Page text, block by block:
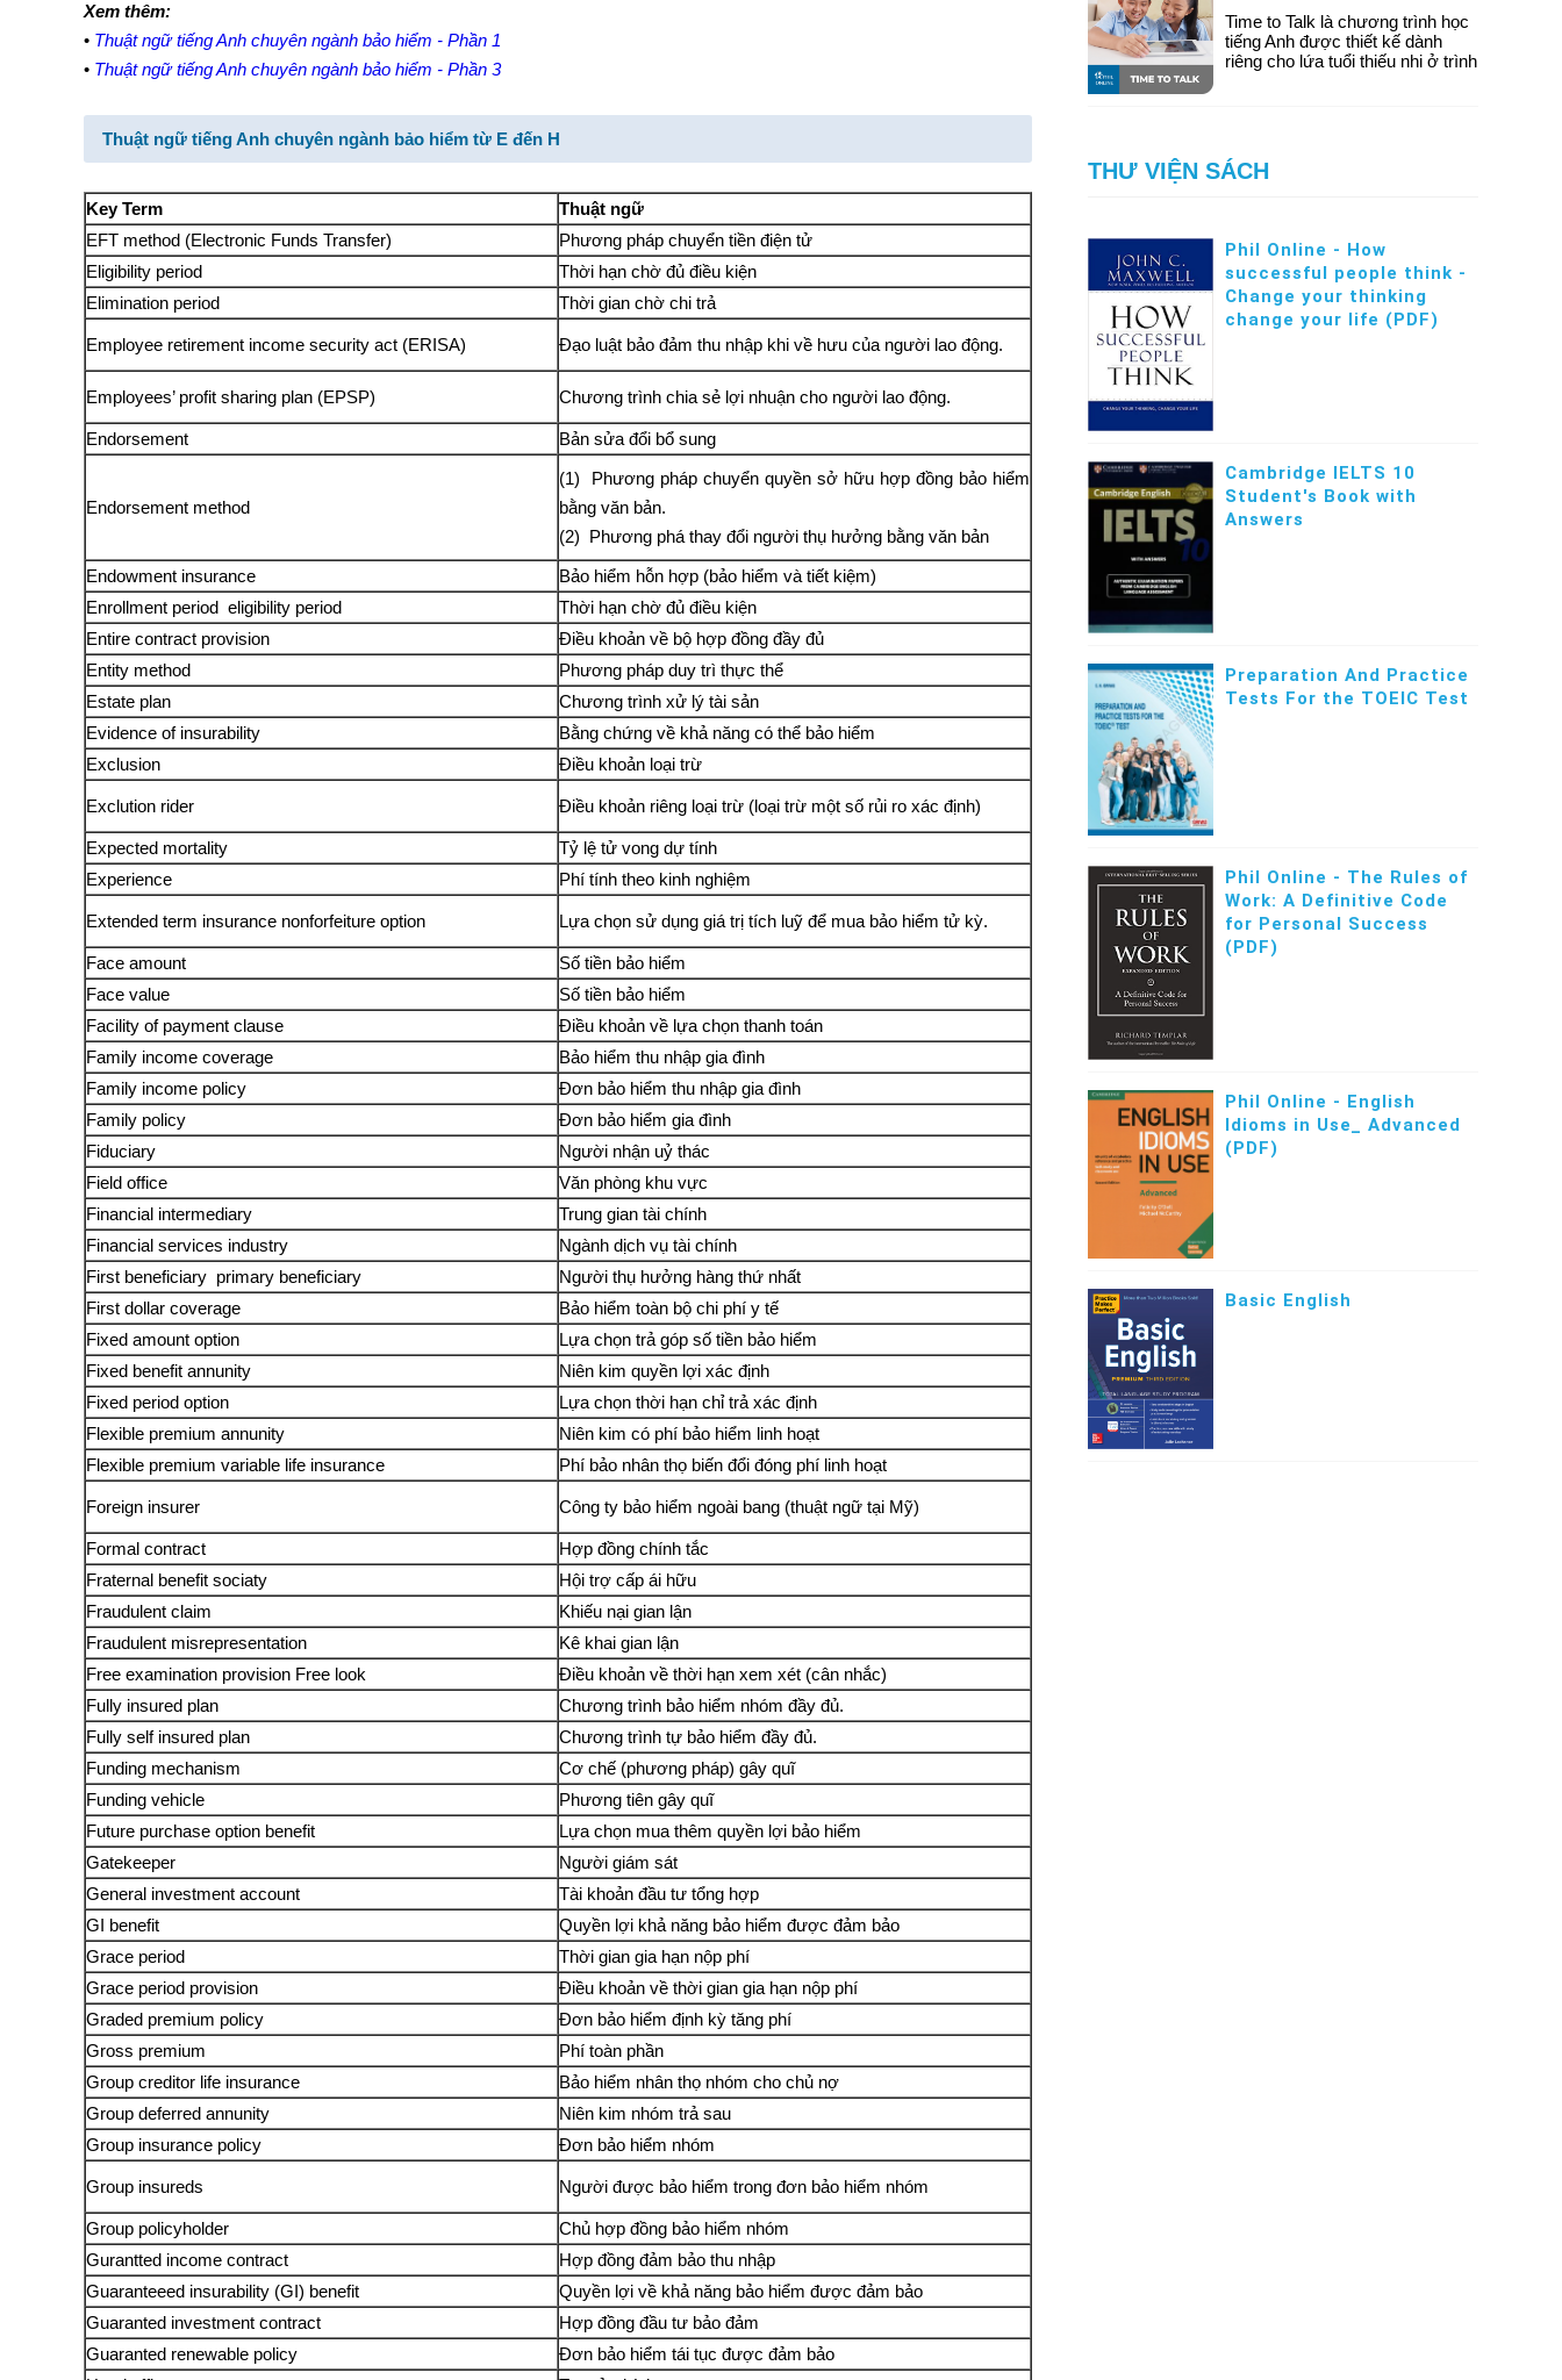
Time to Talk là chương trình học
tiếng Anh được thiết kế dành
riêng cho lứa tuổi thiếu nhi ở trình
THƯ VIỆN SÁCH
Phil Online - How
successful people think -
Change your thinking
change your life (PDF)
Cambridge IELTS 10
Student's Book with
Answers
Preparation And Practice
Tests For the TOEIC Test
Phil Online - The Rules of
Work: A Definitive Code
for Personal Success
(PDF)
Phil Online - English
Idioms in Use_ Advanced
(PDF)
Basic English
Xem thêm:
• Thuật ngữ tiếng Anh chuyên ngành bảo hiểm - Phần 1
• Thuật ngữ tiếng Anh chuyên ngành bảo hiểm - Phần 3
Thuật ngữ tiếng Anh chuyên ngành bảo hiểm từ E đến H
Key Term
Thuật ngữ
EFT method (Electronic Funds Transfer)
Phương pháp chuyển tiền điện tử
Eligibility period
Thời hạn chờ đủ điều kiện
Elimination period
Thời gian chờ chi trả
Employee retirement income security act (ERISA) Đạo luật bảo đảm thu nhập khi về hưu của người lao động.
Employees’ profit sharing plan (EPSP) Chương trình chia sẻ lợi nhuận cho người lao động.
Endorsement Bản sửa đổi bổ sung
Endorsement method
(1) Phương pháp chuyển quyền sở hữu hợp đồng bảo hiểm
bằng văn bản.
(2) Phương phá thay đổi người thụ hưởng bằng văn bản
Endowment insurance
Bảo hiểm hỗn hợp (bảo hiểm và tiết kiệm)
Enrollment period ­ eligibility period
Thời hạn chờ đủ điều kiện
Entire contract provision
Điều khoản về bộ hợp đồng đầy đủ
Entity method
Phương pháp duy trì thực thể
Estate plan
Chương trình xử lý tài sản
Evidence of insurability
Bằng chứng về khả năng có thể bảo hiểm
Exclusion
Điều khoản loại trừ
Exclution rider Điều khoản riêng loại trừ (loại trừ một số rủi ro xác định)
Expected mortality
Tỷ lệ tử vong dự tính
Experience
Phí tính theo kinh nghiệm
Extended term insurance nonforfeiture option Lựa chọn sử dụng giá trị tích luỹ để mua bảo hiểm tử kỳ.
Face amount
Số tiền bảo hiểm
Face value
Số tiền bảo hiểm
Facility of payment clause
Điều khoản về lựa chọn thanh toán
Family income coverage
Bảo hiểm thu nhập gia đình
Family income policy
Đơn bảo hiểm thu nhập gia đình
Family policy
Đơn bảo hiểm gia đình
Fiduciary
Người nhận uỷ thác
Field office
Văn phòng khu vực
Financial intermediary
Trung gian tài chính
Financial services industry
Ngành dịch vụ tài chính
First beneficiary ­ primary beneficiary
Người thụ hưởng hàng thứ nhất
First dollar coverage
Bảo hiểm toàn bộ chi phí y tế
Fixed amount option
Lựa chọn trả góp số tiền bảo hiểm
Fixed benefit annunity
Niên kim quyền lợi xác định
Fixed period option
Lựa chọn thời hạn chỉ trả xác định
Flexible premium annunity
Niên kim có phí bảo hiểm linh hoạt
Flexible premium variable life insurance
Phí bảo nhân thọ biến đổi đóng phí linh hoạt
Foreign insurer Công ty bảo hiểm ngoài bang (thuật ngữ tại Mỹ)
Formal contract
Hợp đồng chính tắc
Fraternal benefit sociaty
Hội trợ cấp ái hữu
Fraudulent claim
Khiếu nại gian lận
Fraudulent misrepresentation
Kê khai gian lận
Free­ examination provision­ Free look
Điều khoản về thời hạn xem xét (cân nhắc)
Fully insured plan
Chương trình bảo hiểm nhóm đầy đủ.
Fully self insured plan
Chương trình tự bảo hiểm đầy đủ.
Funding mechanism
Cơ chế (phương pháp) gây quĩ
Funding vehicle
Phương tiên gây quĩ
Future purchase option benefit
Lựa chọn mua thêm quyền lợi bảo hiểm
Gatekeeper
Người giám sát
General investment account
Tài khoản đầu tư tổng hợp
GI benefit
Quyền lợi khả năng bảo hiểm được đảm bảo
Grace period
Thời gian gia hạn nộp phí
Grace period provision
Điều khoản về thời gian gia hạn nộp phí
Graded premium policy
Đơn bảo hiểm định kỳ tăng phí
Gross premium
Phí toàn phần
Group creditor life insurance
Bảo hiểm nhân thọ nhóm cho chủ nợ
Group deferred annunity
Niên kim nhóm trả sau
Group insurance policy
Đơn bảo hiểm nhóm
Group insureds Người được bảo hiểm trong đơn bảo hiểm nhóm
Group policyholder
Chủ hợp đồng bảo hiểm nhóm
Gurantted income contract
Hợp đồng đảm bảo thu nhập
Guaranteeed insurability (GI) benefit
Quyền lợi về khả năng bảo hiểm được đảm bảo
Guaranted investment contract
Hợp đồng đầu tư bảo đảm
Guaranted renewable policy
Đơn bảo hiểm tái tục được đảm bảo